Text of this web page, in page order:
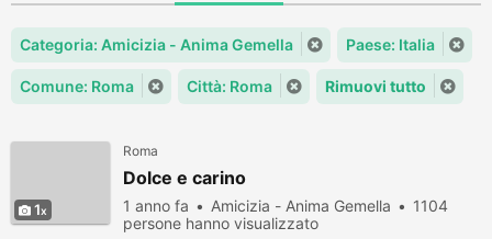
Categoria: Amicizia - Anima Gemella Paese: Italia
Comune: Roma Città: Roma Rimuovi tutto
1
Roma
Dolce e carino
1 anno fa Amicizia - Anima Gemella
1104
persone hanno visualizzato